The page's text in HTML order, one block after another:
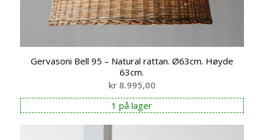
Gervasoni Bell 95 – Natural rattan. Ø63cm. Høyde
63cm.
kr8.995,00
1 på lager